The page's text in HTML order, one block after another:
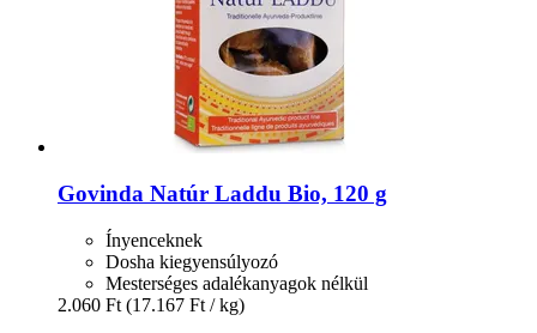
Govinda Natúr Laddu Bio, 120 g
Ínyenceknek
Dosha kiegyensúlyozó
Mesterséges adalékanyagok nélkül
2.060 Ft (17.167 Ft / kg)